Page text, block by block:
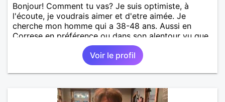
Bonjour! Comment tu vas? Je suis optimiste, à
l'écoute, je voudrais aimer et d'etre aimée. Je
cherche mon homme qui a 38-48 ans. Aussi en
Correse en préférence ou dans son alentour vu que
je travaille en CDI et je ne peux pas souvent
voyager loin. Merci. Bon chance à tout le monde.
Voir le profil